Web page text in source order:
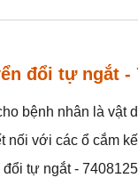
đổi tự ngắt -
bệnh nhân là vật
nối với các ổ cắm
tự ngắt -